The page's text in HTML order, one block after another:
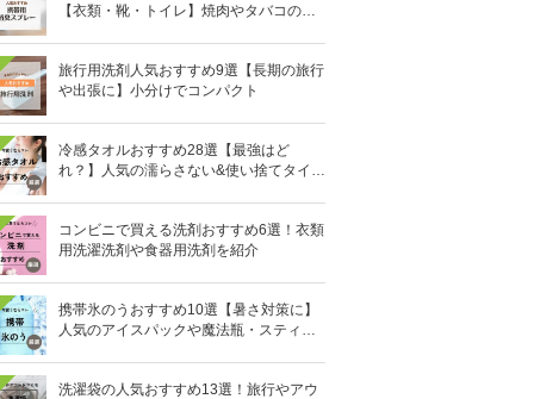
【衣類・靴・トイレ】焼肉やタバコのニ
旅行用洗剤人気おすすめ9選【長期の旅行
や出張に】小分けでコンパクト
冷感タオルおすすめ28選【最強はど
れ？】人気の濡らさない&使い捨てタイプ
コンビニで買える洗剤おすすめ6選！衣類
用洗濯洗剤や食器用洗剤を紹介
携帯氷のうおすすめ10選【暑さ対策に】
人気のアイスパックや魔法瓶・スティッ
洗濯袋の人気おすすめ13選！旅行やアウ